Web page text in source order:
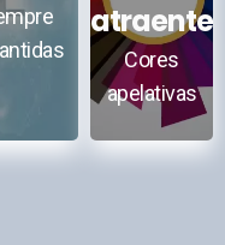
atraente
Cores
apelativas